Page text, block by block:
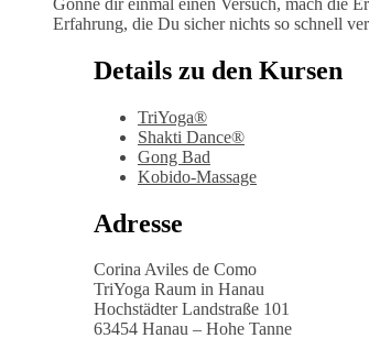
Erfahrung, die Du sicher nichts so schnell
Details zu den Kursen
TriYoga®
Shakti Dance®
Gong Bad
Kobido-Massage
Adresse
Corina Aviles de Como
TriYoga Raum in Hanau
Hochstädter Landstraße 101
63454 Hanau – Hohe Tanne